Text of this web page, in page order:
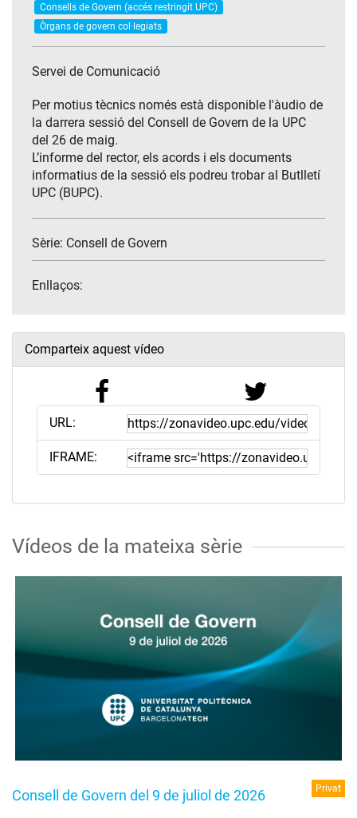
Consells de Govern (accés restringit UPC)
Òrgans de govern col·legiats
Servei de Comunicació
Per motius tècnics només està disponible l'àudio de
la darrera sessió del Consell de Govern de la UPC
del 26 de maig.
L’informe del rector, els acords i els documents
informatius de la sessió els podreu trobar al Butlletí
UPC (BUPC).
Sèrie: Consell de Govern
Enllaços:
Comparteix aquest vídeo
URL:
IFRAME:
Vídeos de la mateixa sèrie
Consell de Govern del 9 de juliol de 2026 Privat